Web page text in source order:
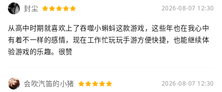
封尘 2026-08-07 12:30
从高中时期就喜欢上了吞噬小蝌蚪这款游戏，这些年也在我心中
有着不一样的感情，现在工作忙玩玩手游方便快捷，也能继续体
验游戏的乐趣。很赞
会吹汽笛的小猪 2026-08-07 12:30